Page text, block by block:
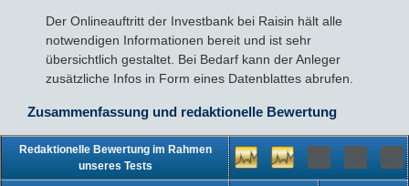
Der Onlineauftritt der Investbank bei Raisin hält alle
notwendigen Informationen bereit und ist sehr
übersichtlich gestaltet. Bei Bedarf kann der Anleger
zusätzliche Infos in Form eines Datenblattes abrufen.
Zusammenfassung und redaktionelle Bewertung
Redaktionelle Bewertung im Rahmen
unseres Tests